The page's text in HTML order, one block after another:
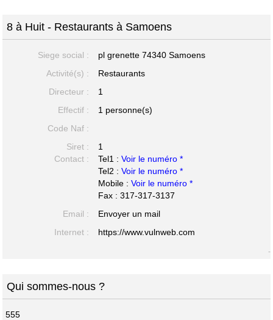
8 à Huit - Restaurants à Samoens
Siege social : pl grenette74340 Samoens
Activité(s) :
Restaurants
Directeur :
1
Effectif :
1 personne(s)
Code Naf :
Siret :
1
Contact :
Tel1 :Voir le numéro *
Tel2 :Voir le numéro *
Mobile :Voir le numéro *
Fax : 317-317-3137
Email :
Envoyer un mail
Internet :
https://www.vulnweb.com
-
Qui sommes-nous ?
555